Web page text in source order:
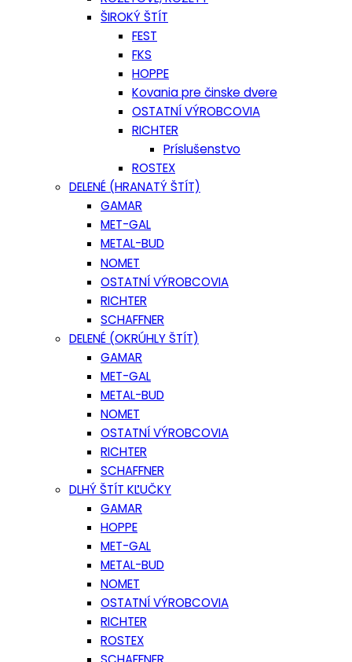
ŠIROKÝ ŠTÍT
FEST
FKS
HOPPE
Kovania pre činske dvere
OSTATNÍ VÝROBCOVIA
RICHTER
Príslušenstvo
ROSTEX
DELENÉ (HRANATÝ ŠTÍT)
GAMAR
MET-GAL
METAL-BUD
NOMET
OSTATNÍ VÝROBCOVIA
RICHTER
SCHAFFNER
DELENÉ (OKRÚHLY ŠTÍT)
GAMAR
MET-GAL
METAL-BUD
NOMET
OSTATNÍ VÝROBCOVIA
RICHTER
SCHAFFNER
DLHÝ ŠTÍT KĽUČKY
GAMAR
HOPPE
MET-GAL
METAL-BUD
NOMET
OSTATNÍ VÝROBCOVIA
RICHTER
ROSTEX